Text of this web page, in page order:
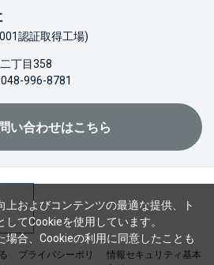
認証取得工場)
丁目358
996-8781
い合わせはこちら
プライバシーポリ
情報セキュリティ基本
上およびコンテンツの最適な提供、ト
てCookieを使用しています。
場合、Cookieの利用に同意したことも